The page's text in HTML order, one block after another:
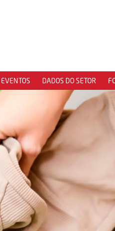
EVENTOS DADOS DO SETOR